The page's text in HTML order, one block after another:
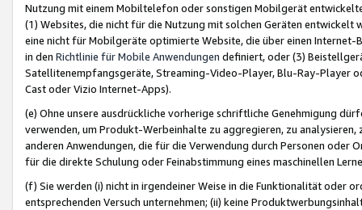
Nutzung mit einem Mobiltelefon oder sonstigen Mobilgerät
(1) Websites, die nicht für die Nutzung mit solchen Geräten
eine nicht für Mobilgeräte optimierte Website, die über einen
in den Richtlinie für Mobile Anwendungen definiert, oder (3)
Satellitenempfangsgeräte, Streaming-Video-Player, Blu-Ray-Player
Cast oder Vizio Internet-Apps).
(e) Ohne unsere ausdrückliche vorherige schriftliche Genehmigung
verwenden, um Produkt-Werbeinhalte zu aggregieren, zu
anderen Anwendungen, die für die Verwendung durch Personen
für die direkte Schulung oder Feinabstimmung eines maschinellen
(f) Sie werden (i) nicht in irgendeiner Weise in die Funktionalität oder
entsprechenden Versuch unternehmen; (ii) keine